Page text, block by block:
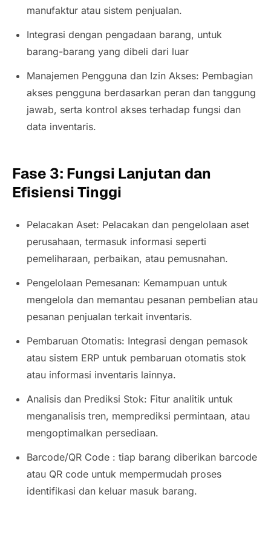
manufaktur atau sistem penjualan.
Integrasi dengan pengadaan barang, untuk
barang-barang yang dibeli dari luar
Manajemen Pengguna dan Izin Akses: Pembagian
akses pengguna berdasarkan peran dan tanggung
jawab, serta kontrol akses terhadap fungsi dan
data inventaris.
Fase 3: Fungsi Lanjutan dan
Efisiensi Tinggi
Pelacakan Aset: Pelacakan dan pengelolaan aset
perusahaan, termasuk informasi seperti
pemeliharaan, perbaikan, atau pemusnahan.
Pengelolaan Pemesanan: Kemampuan untuk
mengelola dan memantau pesanan pembelian atau
pesanan penjualan terkait inventaris.
Pembaruan Otomatis: Integrasi dengan pemasok
atau sistem ERP untuk pembaruan otomatis stok
atau informasi inventaris lainnya.
Analisis dan Prediksi Stok: Fitur analitik untuk
menganalisis tren, memprediksi permintaan, atau
mengoptimalkan persediaan.
Barcode/QR Code : tiap barang diberikan barcode
atau QR code untuk mempermudah proses
identifikasi dan keluar masuk barang.